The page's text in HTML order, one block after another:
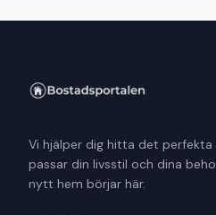
Vi hjälper dig hitta det
passar din livsstil och dina
nytt hem börjar här.